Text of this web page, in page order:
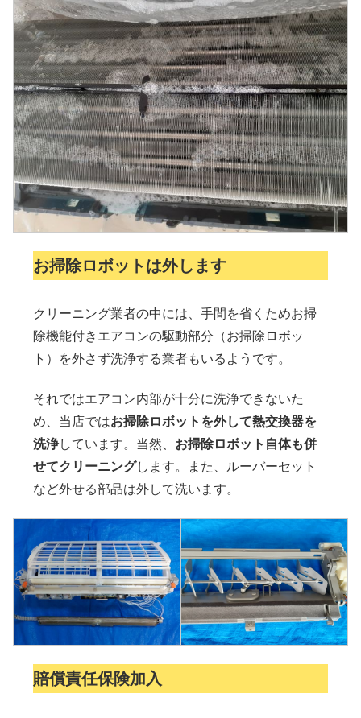
お掃除ロボットは外します
クリーニング業者の中には、手間を省くためお掃
除機能付きエアコンの駆動部分（お掃除ロボッ
ト）を外さず洗浄する業者もいるようです。
それではエアコン内部が十分に洗浄できないた
め、当店ではお掃除ロボットを外して熱交換器を
洗浄しています。当然、 お掃除ロボット自体も併
せてクリーニングします。また、ルーバーセット
など外せる部品は外して洗います。
賠償責任保険加入